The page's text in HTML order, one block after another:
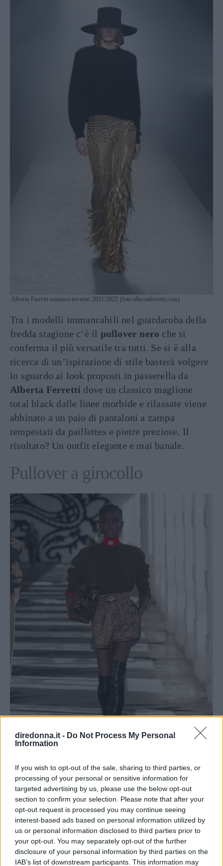
diredonna.it - Do Not Process My Personal
Information
If you wish to opt-out of the sale, sharing to third parties, or
processing of your personal or sensitive information for
targeted advertising by us, please use the below opt-out
section to confirm your selection. Please note that after your
opt-out request is processed you may continue seeing
interest-based ads based on personal information utilized by
us or personal information disclosed to third parties prior to
your opt-out. You may separately opt-out of the further
disclosure of your personal information by third parties on the
IAB’s list of downstream participants. This information may
Alberta Ferretti autunno-inverno 2021/2022 (foto:albertaferretti.com)
Tra i modelli immancabili nel guardaroba della
fredda stagione c’è il pullover nero che si
conferma il più versatile tra tutti. Se si è alla
ricerca di un’ispirazione di stile basterà volgere
lo sguardo ai look proposti in passerella da
Alberta Ferretti dove un classico maglione
total black dalle linee morbide e rilassate viene
abbinato a un paio di pantaloni a zampa
tempestati da paillettes e pietre preziose. Il
risultato? Un outfit elegante e mai banale.
Pullover a girocollo
Etro fall-winter 2021/2022 (foto: etro.com)
Che sia lavorato a maglia grossa con trecce,
losanghe e costine o in versione rasata in
cachemire, ilpullover a girocolloè l’ideale per
creare look casual ma in chiave glamour. Le
tendenze moda autunno-inverno 2021/2022